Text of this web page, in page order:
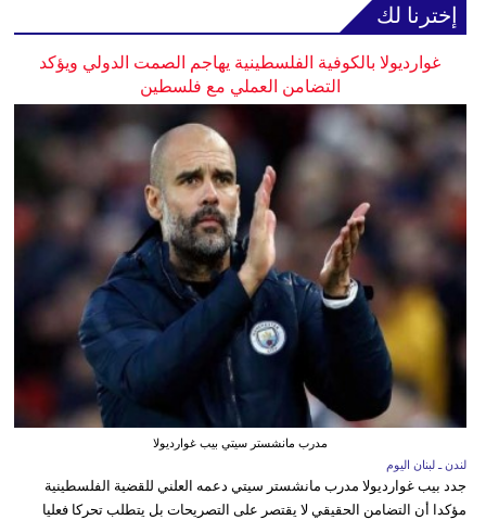
إخترنا لك
غوارديولا بالكوفية الفلسطينية يهاجم الصمت الدولي ويؤكد
التضامن العملي مع فلسطين
مدرب مانشستر سيتي بيب غوارديولا
لندن ـ لبنان اليوم
جدد بيب غوارديولا مدرب مانشستر سيتي دعمه العلني للقضية الفلسطينية
مؤكدا أن التضامن الحقيقي لا يقتصر على التصريحات بل يتطلب تحركا فعليا